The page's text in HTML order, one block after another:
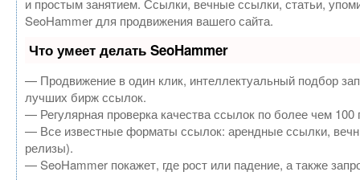
и простым занятием. Ссылки, вечные ссылки, статьи,
SeoHammer для продвижения вашего сайта.
Что умеет делать SeoHammer
— Продвижение в один клик, интеллектуальный подбор
лучших бирж ссылок.
— Регулярная проверка качества ссылок по более чем
— Все известные форматы ссылок: арендные ссылки,
релизы).
— SeoHammer покажет, где рост или падение, а также